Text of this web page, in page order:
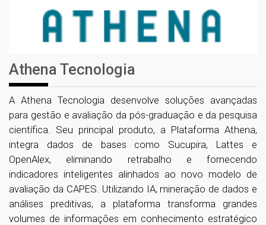
Athena Tecnologia
A Athena Tecnologia desenvolve soluções avançadas
para gestão e avaliação da pós-graduação e da pesquisa
científica. Seu principal produto, a Plataforma Athena,
integra dados de bases como Sucupira, Lattes e
OpenAlex, eliminando retrabalho e fornecendo
indicadores inteligentes alinhados ao novo modelo de
avaliação da CAPES. Utilizando IA, mineração de dados e
análises preditivas, a plataforma transforma grandes
volumes de informações em conhecimento estratégico